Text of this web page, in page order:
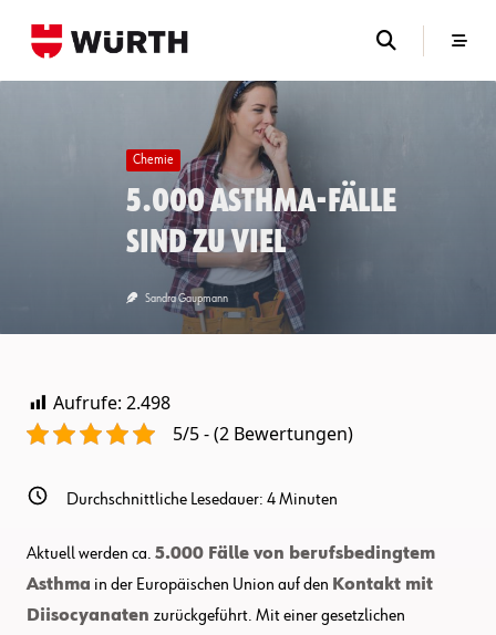
Chemie
5.000 Asthma-Fälle
sind zu viel
Sandra Gaupmann
Aufrufe: 2.498
5/5 - (2 Bewertungen)
Durchschnittliche Lesedauer: 4Minuten
Aktuell werden ca. 5.000 Fälle von berufsbedingtem
Asthma in der Europäischen Union auf den Kontakt mit
Diisocyanaten zurückgeführt. Mit einer gesetzlichen